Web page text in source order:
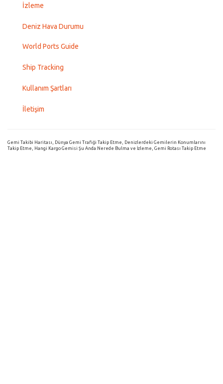
İzleme
Deniz Hava Durumu
World Ports Guide
Ship Tracking
Kullanım Şartları
İletişim
Gemi Takibi Haritası, Dünya Gemi Trafiği Takip Etme, Denizlerdeki Gemilerin Konumlarını
Takip Etme, Hangi Kargo Gemisi Şu Anda Nerede Bulma ve İzleme, Gemi Rotası Takip Etme